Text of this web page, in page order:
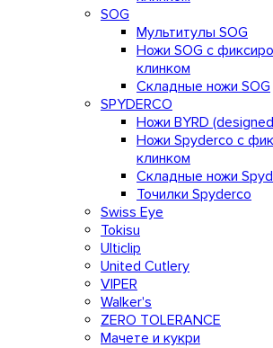
SOG
Мультитулы SOG
Ножи SOG с
клинком
Складные ножи SOG
SPYDERCO
Ножи BYRD
Ножи Spyderco c
клинком
Складные ножи
Точилки Spyderco
Swiss Eye
Tokisu
Ulticlip
United Cutlery
VIPER
Walker's
ZERO TOLERANCE
Мачете и кукри